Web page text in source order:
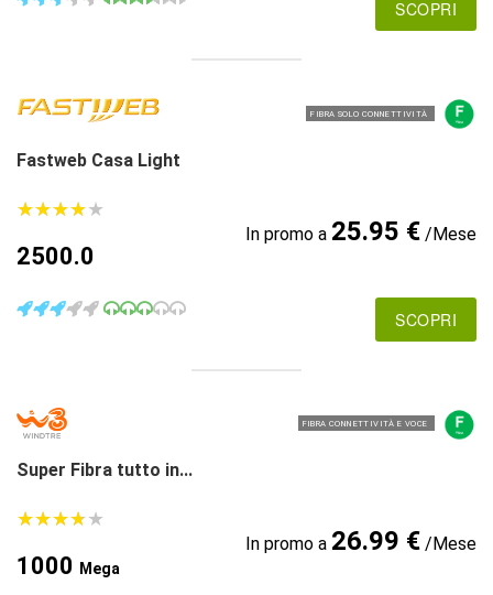
SCOPRI
FIBRA SOLO CONNETTIVITÀ
Fastweb Casa Light
★★★★★
★★★★★
2500.0
In promo a 25.95 €/Mese
SCOPRI
FIBRA CONNETTIVITÀ E VOCE
Super Fibra tutto in...
★★★★★
★★★★★
1000 Mega
In promo a 26.99 €/Mese